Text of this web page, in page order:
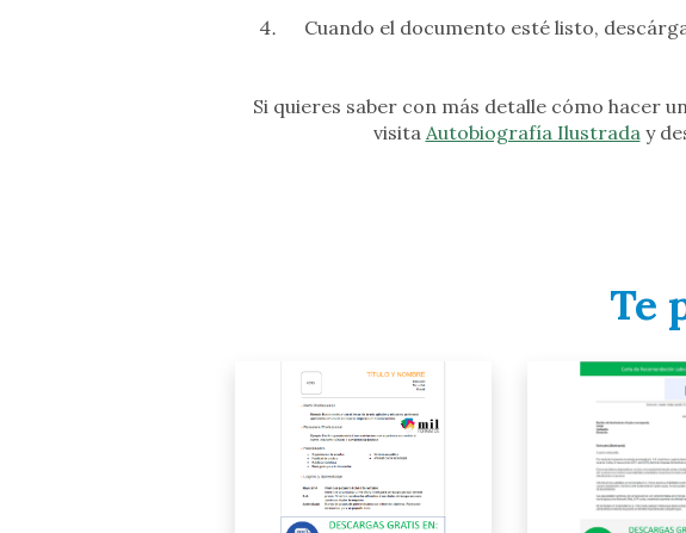
Cuando el documento esté listo,
Si quieres saber con más detalle cómo hacer
visita Autobiografía Ilustraday
Te